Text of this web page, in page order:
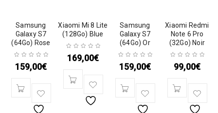
Samsung
Galaxy S7
(64Go) Rose
159,00€
Xiaomi Mi 8 Lite
(128Go) Blue
169,00€
Samsung
Galaxy S7
(64Go) Or
159,00€
Xiaomi Redmi
Note 6 Pro
(32Go) Noir
99,00€